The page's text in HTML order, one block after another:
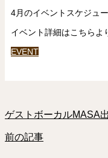
4月のイベントスケジュ
イベント詳細はこちらよ
EVENT
ゲストボーカルMASA
前の記事